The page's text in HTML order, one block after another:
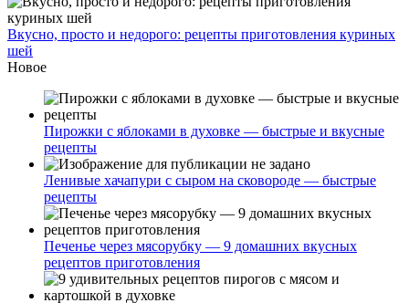
Вкусно, просто и недорого: рецепты приготовления куриных
шей
Новое
Пирожки с яблоками в духовке — быстрые и вкусные
рецепты
Ленивые хачапури с сыром на сковороде — быстрые
рецепты
Печенье через мясорубку — 9 домашних вкусных
рецептов приготовления